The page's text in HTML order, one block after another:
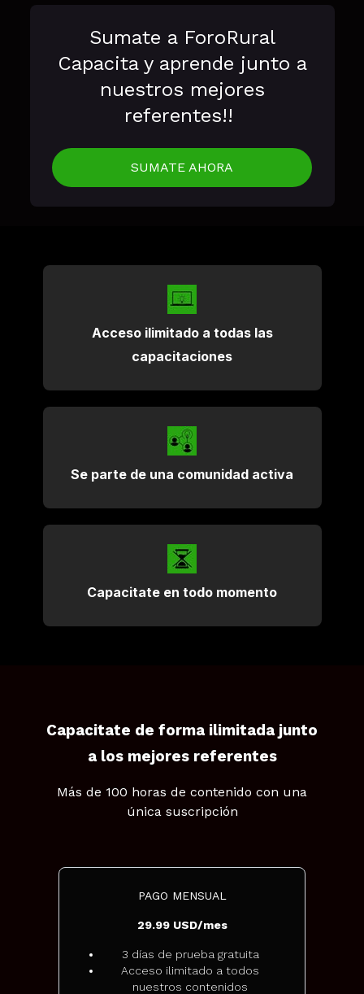
Sumate a ForoRural
Capacita y aprende junto a
nuestros mejores
referentes!!
SUMATE AHORA
Acceso ilimitado a todas las
capacitaciones
Se parte de una comunidad activa
Capacitate en todo momento
Capacitate de forma ilimitada junto
a los mejores referentes
Más de 100 horas de contenido con una
única suscripción
PAGO MENSUAL
29.99 USD/mes
3 días de prueba gratuita
Acceso ilimitado a todos
nuestros contenidos